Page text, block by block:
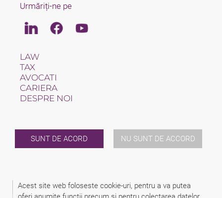
Acest site web foloseste cookie-uri, pentru a va putea
SUNT DE ACORD NU SUNT DE ACCORD
Urmăriți-ne pe
LinkedinFacebookYoutube
LAW
TAX
AVOCATI
CARIERA
DESPRE NOI
EVENIMETE
CONTACT
DISCLAIMER